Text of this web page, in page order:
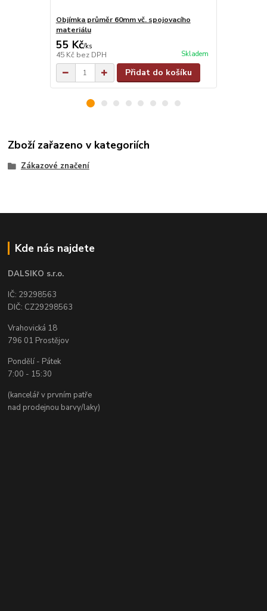
Objímka průměr 60mm vč. spojovacího
materiálu
55 Kč/ks
45 Kč bez DPH Skladem
Přidat do košíku
Zboží zařazeno v kategoriích
Zákazové značení
Kde nás najdete
DALSIKO s.r.o.
IČ: 29298563
DIČ: CZ29298563
Vrahovická 18
796 01 Prostějov
Pondělí - Pátek
7:00 - 15:30
(kancelář v prvním patře
nad prodejnou barvy/laky)